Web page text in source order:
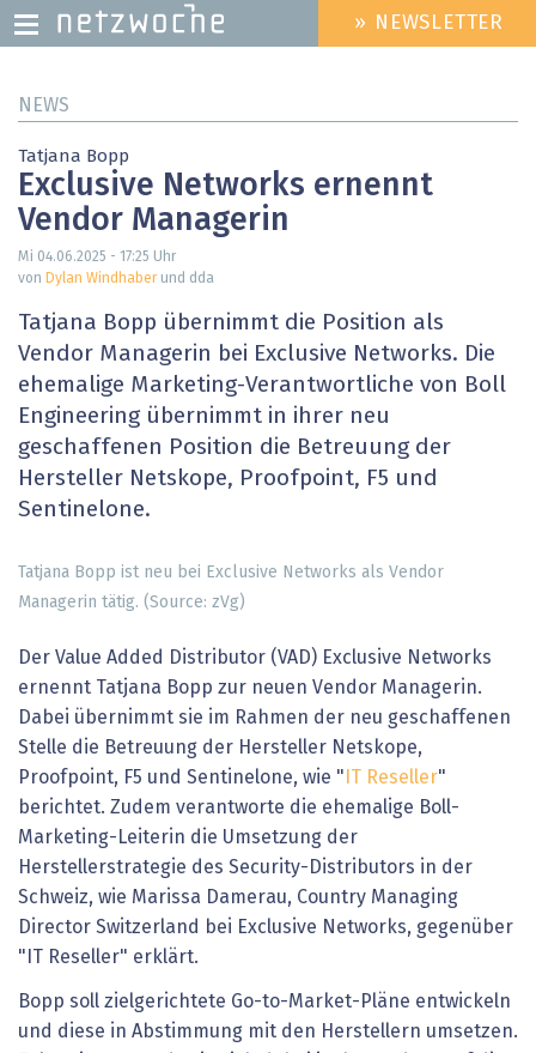
zum
HEADER
MENU
» NEWSLETTER
NEWS
Tatjana Bopp
Exclusive Networks ernennt
Vendor Managerin
Mi 04.06.2025 - 17:25 Uhr
von Dylan Windhaberund dda
Tatjana Bopp übernimmt die Position als
Vendor Managerin bei Exclusive Networks. Die
ehemalige Marketing-Verantwortliche von Boll
Engineering übernimmt in ihrer neu
geschaffenen Position die Betreuung der
Hersteller Netskope, Proofpoint, F5 und
Sentinelone.
Tatjana Bopp ist neu bei Exclusive Networks als Vendor
Managerin tätig. (Source: zVg)
Der Value Added Distributor (VAD) Exclusive Networks
ernennt Tatjana Bopp zur neuen Vendor Managerin.
Dabei übernimmt sie im Rahmen der neu geschaffenen
Stelle die Betreuung der Hersteller Netskope,
Proofpoint, F5 und Sentinelone, wie " IT Reseller"
berichtet. Zudem verantworte die ehemalige Boll-
Marketing-Leiterin die Umsetzung der
Herstellerstrategie des Security-Distributors in der
Schweiz, wie Marissa Damerau, Country Managing
Director Switzerland bei Exclusive Networks, gegenüber
"IT Reseller" erklärt.
Bopp soll zielgerichtete Go-to-Market-Pläne entwickeln
und diese in Abstimmung mit den Herstellern umsetzen.